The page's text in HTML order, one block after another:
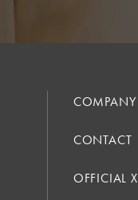
COMPANY
CONTACT
OFFICIAL X